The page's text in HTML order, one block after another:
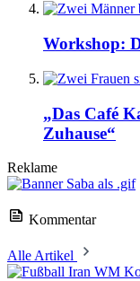
Workshop:
„Das Café
Zuhause“
Reklame
Kommentar
Alle Artikel